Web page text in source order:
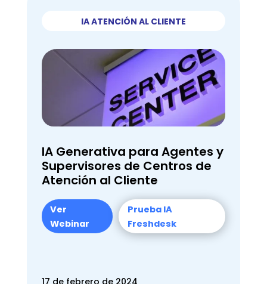
IA ATENCIÓN AL CLIENTE
IA Generativa para Agentes y
Supervisores de Centros de
Atención al Cliente
Ver
Webinar
Prueba IA
Freshdesk
17 de febrero de 2024